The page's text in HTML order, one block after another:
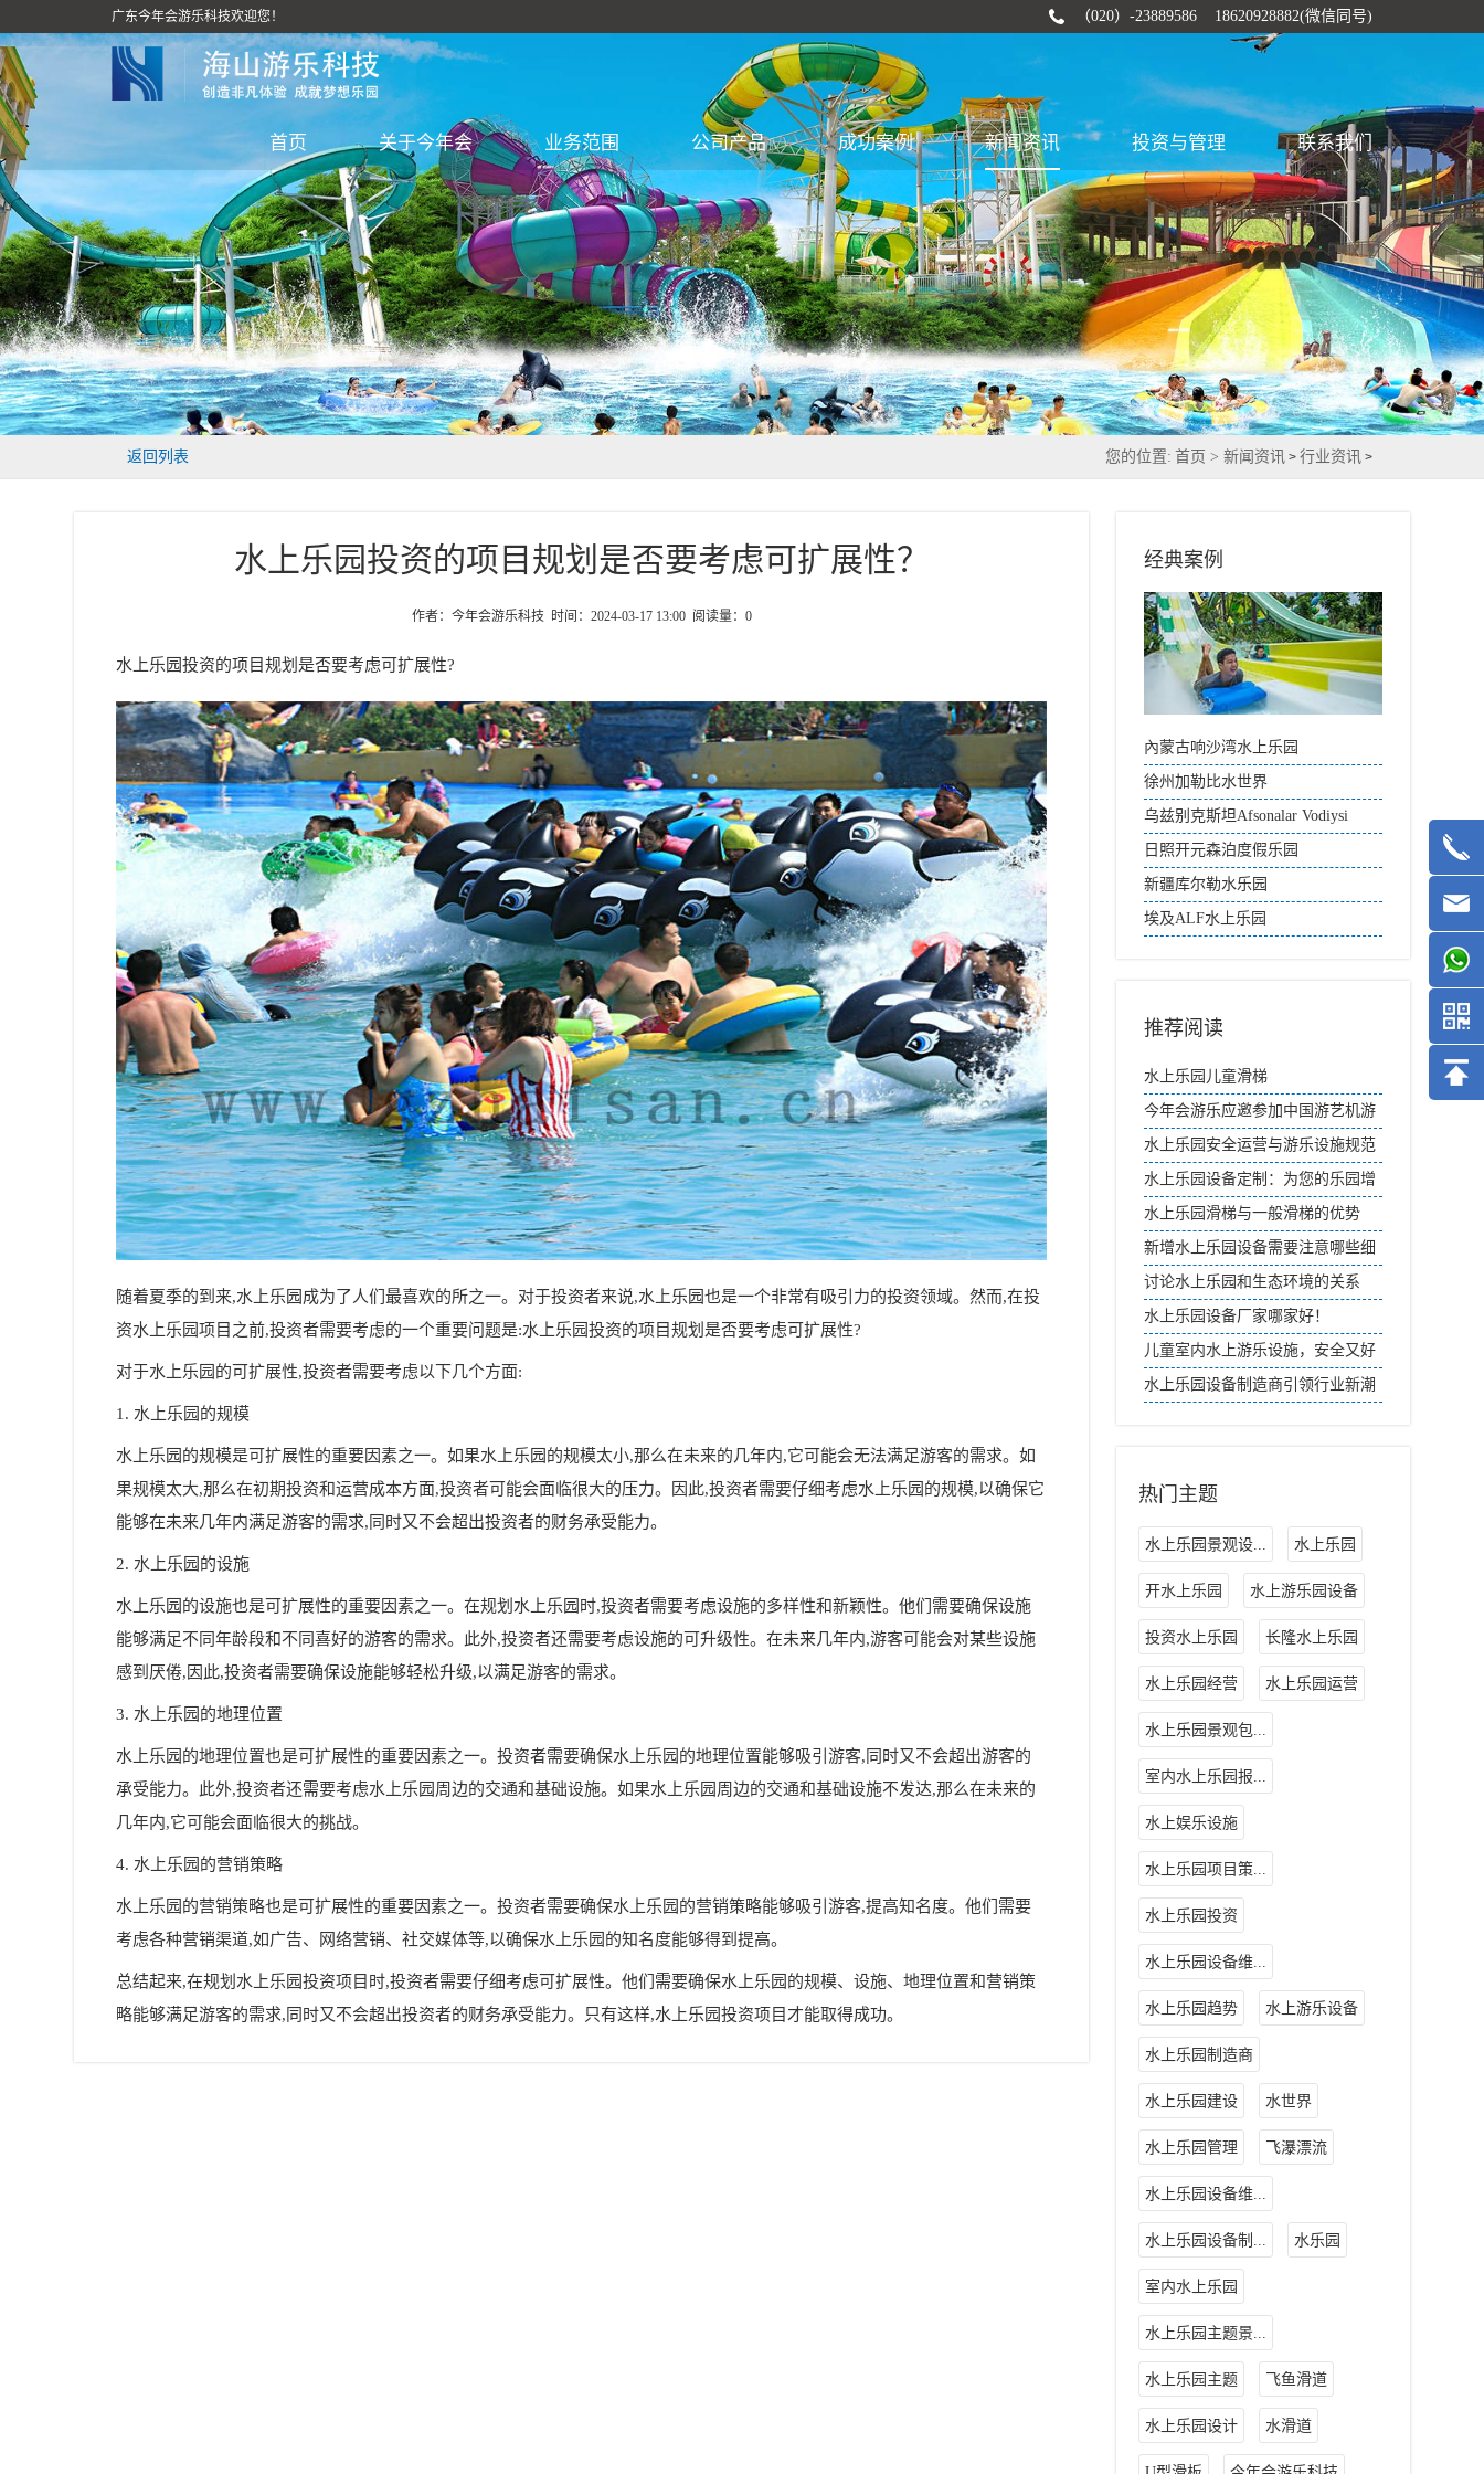
广东今年会游乐科技欢迎您！ （020）-23889586 18620928882(微信同号)
首页 关于今年会 业务范围 公司产品 成功案例 新闻资讯 投资与管理 联系我们
返回列表 您的位置: 首页 >新闻资讯 >行业资讯 >
水上乐园投资的项目规划是否要考虑可扩展性？
作者：今年会游乐科技 时间：2024-03-17 13:00 阅读量： 0
水上乐园投资的项目规划是否要考虑可扩展性?
随着夏季的到来,水上乐园成为了人们最喜欢的所之一。对于投资者来说,水上乐园也是一个非常有吸引力的投资领域。然而,在投
资水上乐园项目之前,投资者需要考虑的一个重要问题是:水上乐园投资的项目规划是否要考虑可扩展性?
对于水上乐园的可扩展性,投资者需要考虑以下几个方面:
1. 水上乐园的规模
水上乐园的规模是可扩展性的重要因素之一。如果水上乐园的规模太小,那么在未来的几年内,它可能会无法满足游客的需求。如
果规模太大,那么在初期投资和运营成本方面,投资者可能会面临很大的压力。因此,投资者需要仔细考虑水上乐园的规模,以确保它
能够在未来几年内满足游客的需求,同时又不会超出投资者的财务承受能力。
2. 水上乐园的设施
水上乐园的设施也是可扩展性的重要因素之一。在规划水上乐园时,投资者需要考虑设施的多样性和新颖性。他们需要确保设施
能够满足不同年龄段和不同喜好的游客的需求。此外,投资者还需要考虑设施的可升级性。在未来几年内,游客可能会对某些设施
感到厌倦,因此,投资者需要确保设施能够轻松升级,以满足游客的需求。
3. 水上乐园的地理位置
水上乐园的地理位置也是可扩展性的重要因素之一。投资者需要确保水上乐园的地理位置能够吸引游客,同时又不会超出游客的
承受能力。此外,投资者还需要考虑水上乐园周边的交通和基础设施。如果水上乐园周边的交通和基础设施不发达,那么在未来的
几年内,它可能会面临很大的挑战。
4. 水上乐园的营销策略
水上乐园的营销策略也是可扩展性的重要因素之一。投资者需要确保水上乐园的营销策略能够吸引游客,提高知名度。他们需要
考虑各种营销渠道,如广告、网络营销、社交媒体等,以确保水上乐园的知名度能够得到提高。
总结起来,在规划水上乐园投资项目时,投资者需要仔细考虑可扩展性。他们需要确保水上乐园的规模、设施、地理位置和营销策
略能够满足游客的需求,同时又不会超出投资者的财务承受能力。只有这样,水上乐园投资项目才能取得成功。
经典案例
內蒙古响沙湾水上乐园
徐州加勒比水世界
乌兹别克斯坦Afsonalar Vodiysi
Aqua Park
日照开元森泊度假乐园
新疆库尔勒水乐园
埃及ALF水上乐园
推荐阅读
水上乐园儿童滑梯
今年会游乐应邀参加中国游艺机游
乐园协会“助力文旅产业品质升级”
线上论坛
水上乐园安全运营与游乐设施规范
指南
水上乐园设备定制：为您的乐园增
添色彩
水上乐园滑梯与一般滑梯的优势
新增水上乐园设备需要注意哪些细
节？
讨论水上乐园和生态环境的关系
水上乐园设备厂家哪家好！
儿童室内水上游乐设施，安全又好
玩
水上乐园设备制造商引领行业新潮
热门主题
水上乐园景观设... 水上乐园
开水上乐园 水上游乐园设备
投资水上乐园 长隆水上乐园
水上乐园经营 水上乐园运营
水上乐园景观包...
室内水上乐园报...
水上娱乐设施
水上乐园项目策...
水上乐园投资
水上乐园设备维...
水上乐园趋势 水上游乐设备
水上乐园制造商
水上乐园建设 水世界
水上乐园管理 飞瀑漂流
水上乐园设备维...
水上乐园设备制... 水乐园
室内水上乐园
水上乐园主题景...
水上乐园主题 飞鱼滑道
水上乐园设计 水滑道